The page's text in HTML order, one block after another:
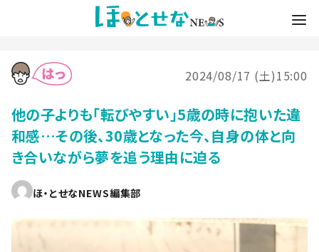
2024/08/17 (土)15:00
他の子よりも「転びやすい」5歳の時に抱いた違
和感…その後、30歳となった今、自身の体と向
き合いながら夢を追う理由に迫る
ほ・とせなNEWS編集部